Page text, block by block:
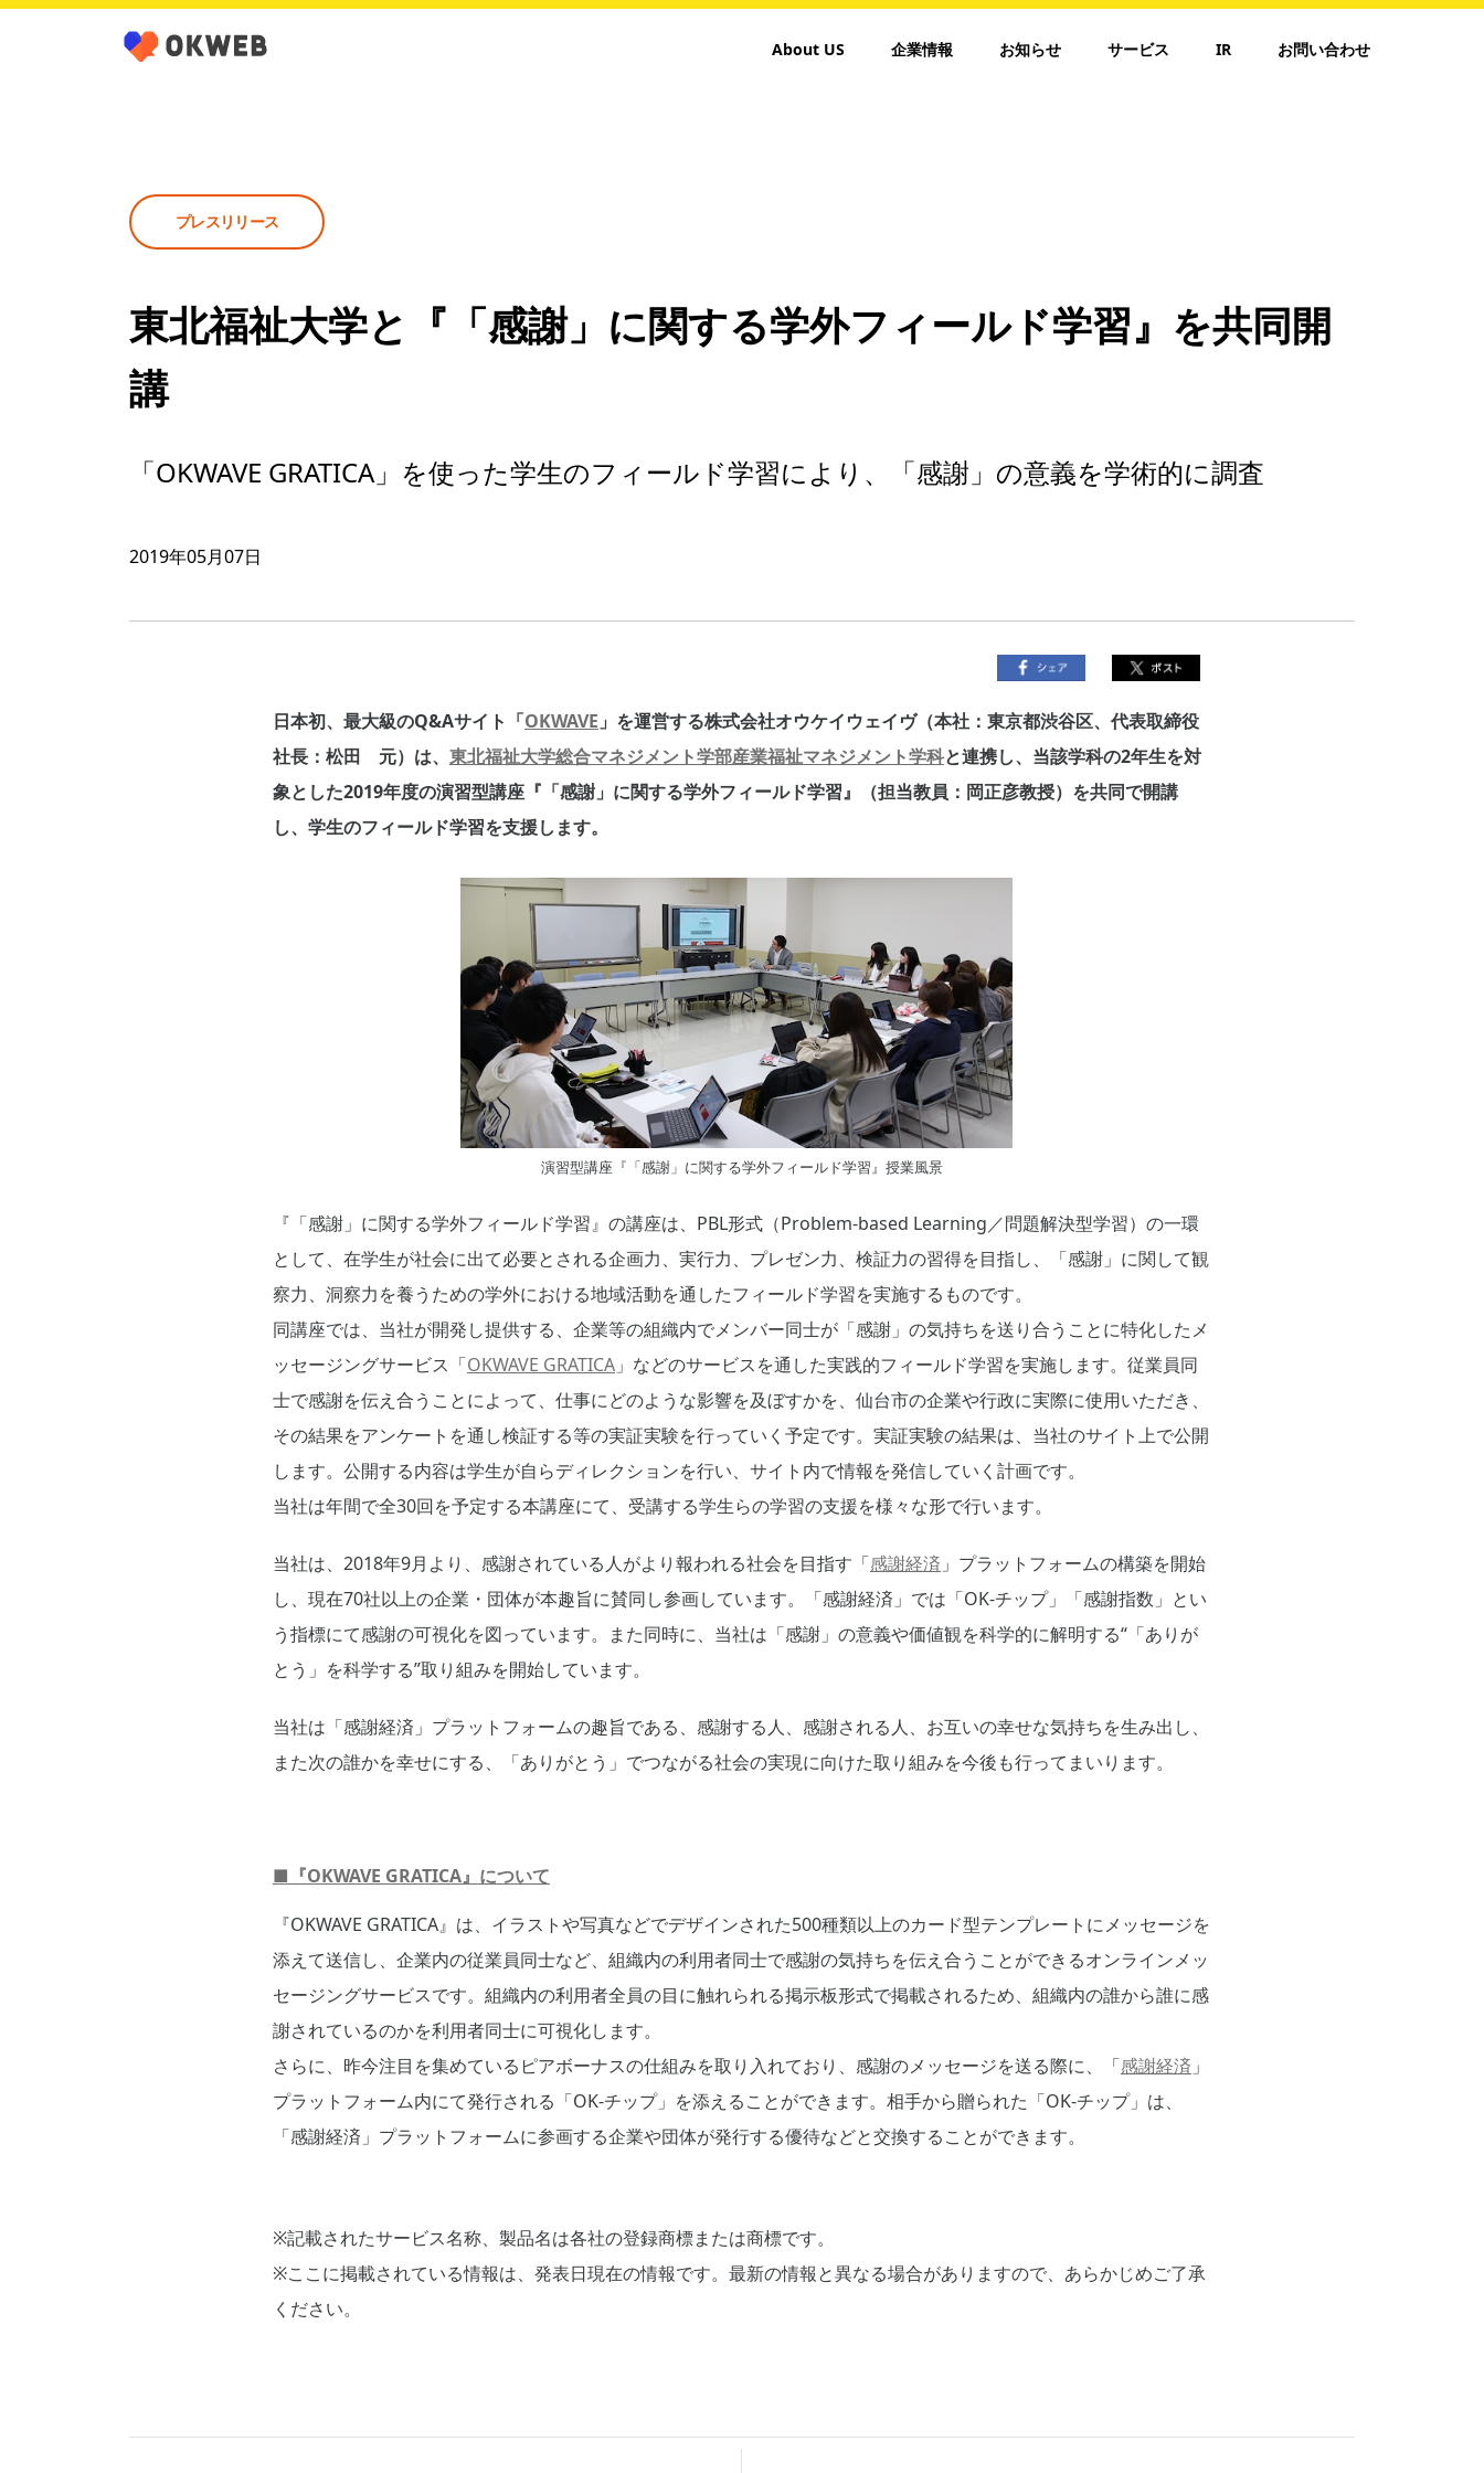
About US 企業情報 お知らせ サービス IR お問い合わせ
プレスリリース
東北福祉大学と『「感謝」に関する学外フィールド学習』を共同開
講
「OKWAVE GRATICA」を使った学生のフィールド学習により、「感謝」の意義を学術的に調査
2019年05月07日
日本初、最大級のQ&Aサイト「OKWAVE 」を運営する株式会社オウケイウェイヴ（本社：東京都渋谷区、代表取締役
社長：松田 元）は、 東北福祉大学総合マネジメント学部産業福祉マネジメント学科と連携し、当該学科の2年生を対
象とした2019年度の演習型講座『「感謝」に関する学外フィールド学習』（担当教員：岡正彦教授）を共同で開講
し、学生のフィールド学習を支援します。
演習型講座『「感謝」に関する学外フィールド学習』授業風景
『「感謝」に関する学外フィールド学習』の講座は、PBL形式（Problem-based Learning／問題解決型学習）の一環
として、在学生が社会に出て必要とされる企画力、実行力、プレゼン力、検証力の習得を目指し、「感謝」に関して観
察力、洞察力を養うための学外における地域活動を通したフィールド学習を実施するものです。
同講座では、当社が開発し提供する、企業等の組織内でメンバー同士が「感謝」の気持ちを送り合うことに特化したメ
ッセージングサービス「OKWAVE GRATICA 」などのサービスを通した実践的フィールド学習を実施します。従業員同
士で感謝を伝え合うことによって、仕事にどのような影響を及ぼすかを、仙台市の企業や行政に実際に使用いただき、
その結果をアンケートを通し検証する等の実証実験を行っていく予定です。実証実験の結果は、当社のサイト上で公開
します。公開する内容は学生が自らディレクションを行い、サイト内で情報を発信していく計画です。
当社は年間で全30回を予定する本講座にて、受講する学生らの学習の支援を様々な形で行います。
当社は、2018年9月より、感謝されている人がより報われる社会を目指す「感謝経済 」プラットフォームの構築を開始
し、現在70社以上の企業・団体が本趣旨に賛同し参画しています。「感謝経済」では「OK-チップ」「感謝指数」とい
う指標にて感謝の可視化を図っています。また同時に、当社は「感謝」の意義や価値観を科学的に解明する“「ありが
とう」を科学する”取り組みを開始しています。
当社は「感謝経済」プラットフォームの趣旨である、感謝する人、感謝される人、お互いの幸せな気持ちを生み出し、
また次の誰かを幸せにする、「ありがとう」でつながる社会の実現に向けた取り組みを今後も行ってまいります。
■『OKWAVE GRATICA』について
『OKWAVE GRATICA』は、イラストや写真などでデザインされた500種類以上のカード型テンプレートにメッセージを
添えて送信し、企業内の従業員同士など、組織内の利用者同士で感謝の気持ちを伝え合うことができるオンラインメッ
セージングサービスです。組織内の利用者全員の目に触れられる掲示板形式で掲載されるため、組織内の誰から誰に感
謝されているのかを利用者同士に可視化します。
さらに、昨今注目を集めているピアボーナスの仕組みを取り入れており、感謝のメッセージを送る際に、「感謝経済 」
プラットフォーム内にて発行される「OK-チップ」を添えることができます。相手から贈られた「OK-チップ」は、
「感謝経済」プラットフォームに参画する企業や団体が発行する優待などと交換することができます。
※記載されたサービス名称、製品名は各社の登録商標または商標です。
※ここに掲載されている情報は、発表日現在の情報です。最新の情報と異なる場合がありますので、あらかじめご了承
ください。